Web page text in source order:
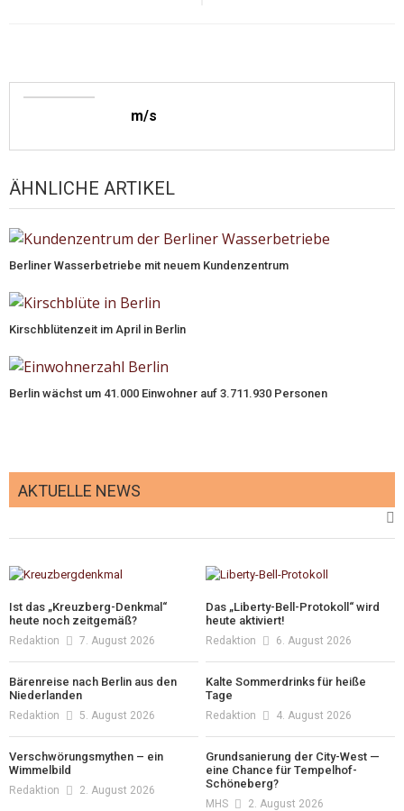
m/s
ÄHNLICHE ARTIKEL
Berliner Wasserbetriebe mit neuem Kundenzentrum
Kirschblütenzeit im April in Berlin
Berlin wächst um 41.000 Einwohner auf 3.711.930 Personen
AKTUELLE NEWS
Ist das „Kreuzberg-Denkmal“
heute noch zeitgemäß?
Redaktion 7. August 2026
Das „Liberty-Bell-Protokoll“ wird
heute aktiviert!
Redaktion 6. August 2026
Bärenreise nach Berlin aus den
Niederlanden
Redaktion 5. August 2026
Kalte Sommerdrinks für heiße
Tage
Redaktion 4. August 2026
Verschwörungsmythen – ein
Wimmelbild
Redaktion 2. August 2026
Grundsanierung der City-West —
eine Chance für Tempelhof-
Schöneberg?
MHS 2. August 2026